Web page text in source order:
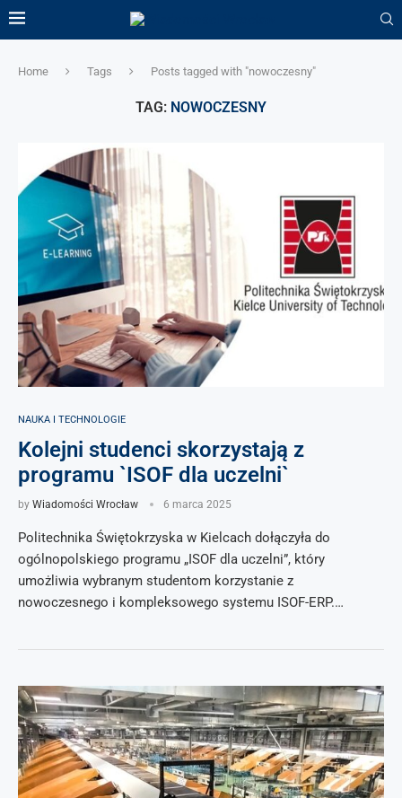
Home Tags Posts tagged with "nowoczesny"
TAG: NOWOCZESNY
NAUKA I TECHNOLOGIE
Kolejni studenci skorzystają z
programu `ISOF dla uczelni`
by Wiadomości Wrocław 6 marca 2025
Politechnika Świętokrzyska w Kielcach dołączyła do
ogólnopolskiego programu „ISOF dla uczelni”, który
umożliwia wybranym studentom korzystanie z
nowoczesnego i kompleksowego systemu ISOF-ERP.…